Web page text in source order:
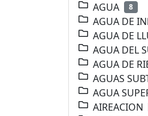
AGUA 8
AGUA DE
AGUA DE
AGUA DEL
AGUA DE
AGUAS
AGUA
AIREACION